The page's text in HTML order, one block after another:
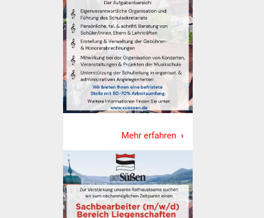
Formulare
Bürgerinfos
Bildung
Schulen
Kindergärten
Volkshochschule
Soziale Einrichtungen
Mehr erfahren